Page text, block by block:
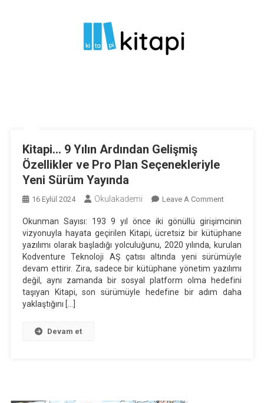
Kitapi… 9 Yılın Ardından Gelişmiş
Özellikler ve Pro Plan Seçenekleriyle
Yeni Sürüm Yayında
16 Eylül 2024 Okulakademi Leave A CommentOn
9
Yılın
Ardından
Gelişmiş
Özellikler
Ve
Okunman Sayısı: 193 9 yıl önce iki gönüllü girişimcinin
vizyonuyla hayata geçirilen Kitapi, ücretsiz bir kütüphane
yazılımı olarak başladığı yolculuğunu, 2020 yılında, kurulan
Kodventure Teknoloji AŞ çatısı altında yeni sürümüyle
devam ettirir. Zira, sadece bir kütüphane yönetim yazılımı
değil, aynı zamanda bir sosyal platform olma hedefini
taşıyan Kitapi, son sürümüyle hedefine bir adım daha
yaklaştığını […]
Devam et